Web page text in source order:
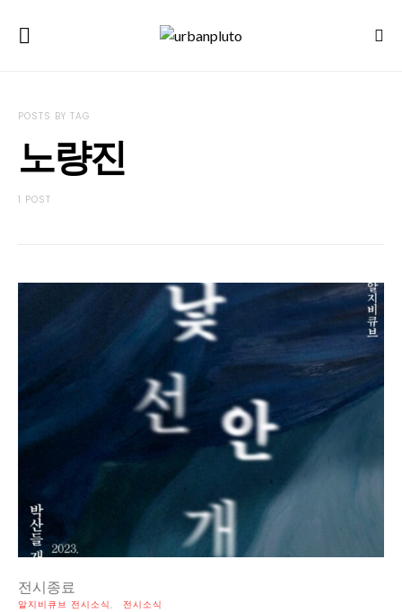
POSTS BY TAG
노량진
1 POST
전시종료
알지비큐브 전시소식 전시소식